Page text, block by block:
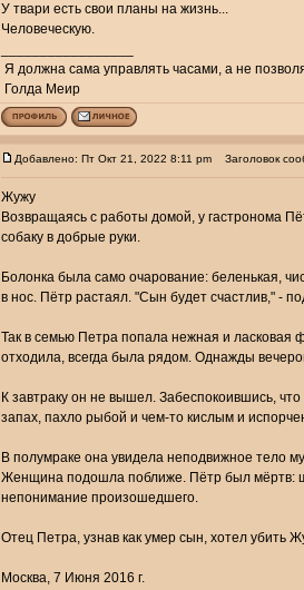
У твари есть свои планы на жизнь...
Человеческую.
Я должна сама управлять часами, а не
Голда Меир
Добавлено: Пт Окт 21, 2022 8:11 pm Заголовок
Жужу
Возвращаясь с работы домой, у гастронома
собаку в добрые руки.
Болонка была само очарование: беленькая,
в нос. Пётр растаял. "Сын будет счастлив," -
Так в семью Петра попала нежная и ласковая
отходила, всегда была рядом. Однажды
К завтраку он не вышел. Забеспокоившись,
запах, пахло рыбой и чем-то кислым и
В полумраке она увидела неподвижное тело
Женщина подошла поближе. Пётр был мёртв:
непонимание произошедшего.
Отец Петра, узнав как умер сын, хотел убить
Москва, 7 Июня 2016 г.